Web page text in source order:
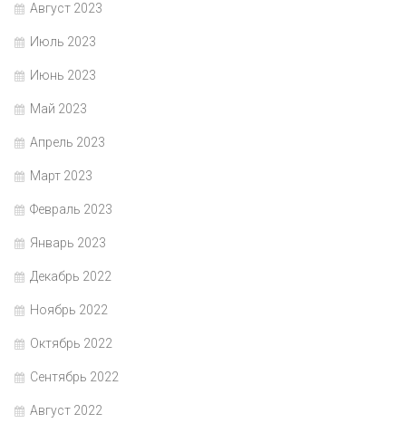
Август 2023
Июль 2023
Июнь 2023
Май 2023
Апрель 2023
Март 2023
Февраль 2023
Январь 2023
Декабрь 2022
Ноябрь 2022
Октябрь 2022
Сентябрь 2022
Август 2022